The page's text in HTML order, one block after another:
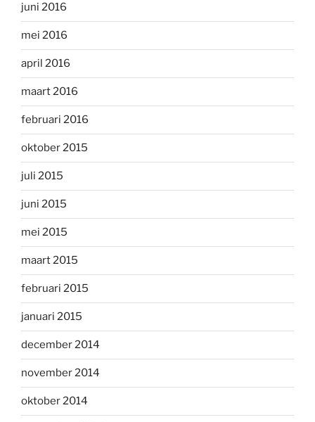
juni 2016
mei 2016
april 2016
maart 2016
februari 2016
oktober 2015
juli 2015
juni 2015
mei 2015
maart 2015
februari 2015
januari 2015
december 2014
november 2014
oktober 2014